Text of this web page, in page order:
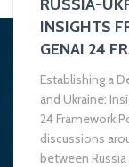
RUSSIA-
INSIGHTS
GENAI 24
Establishing a
and Ukraine:
24 Framework
discussions
between